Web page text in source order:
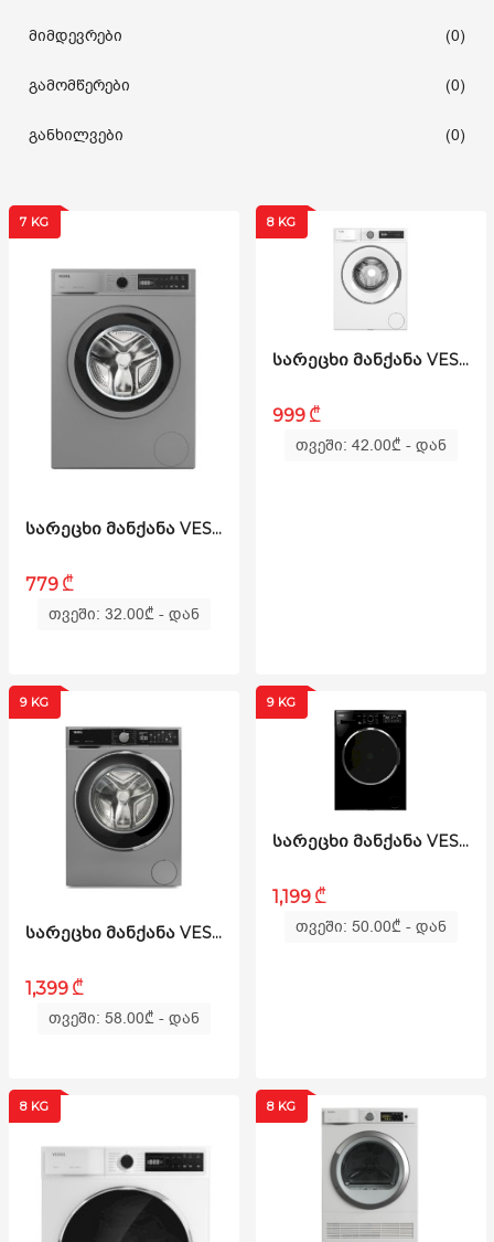
მიმდევრები (0)
გამომწერები (0)
განხილვები (0)
7 KG
ᲡᲐᲠᲔᲪᲮᲘ ᲛᲐᲜᲥᲐᲜᲐ VESTEL - W710T2DS
779 ₾
თვეში: 32.00₾- დან
8 KG
ᲡᲐᲠᲔᲪᲮᲘ ᲛᲐᲜᲥᲐᲜᲐ VESTEL - W812T2T
999 ₾
თვეში: 42.00₾- დან
9 KG
ᲡᲐᲠᲔᲪᲮᲘ ᲛᲐᲜᲥᲐᲜᲐ VESTEL - WB9B14T3 DS
1,399 ₾
თვეში: 58.00₾- დან
9 KG
ᲡᲐᲠᲔᲪᲮᲘ ᲛᲐᲜᲥᲐᲜᲐ VESTEL - W9B12TBL
1,199 ₾
თვეში: 50.00₾- დან
8 KG 8 KG